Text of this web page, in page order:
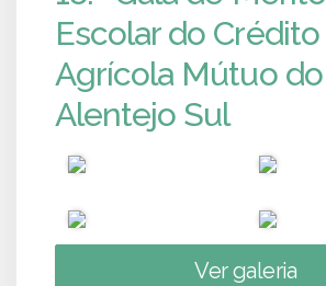
Escolar do Crédito
Agrícola Mútuo do
Alentejo Sul
Ver galeria